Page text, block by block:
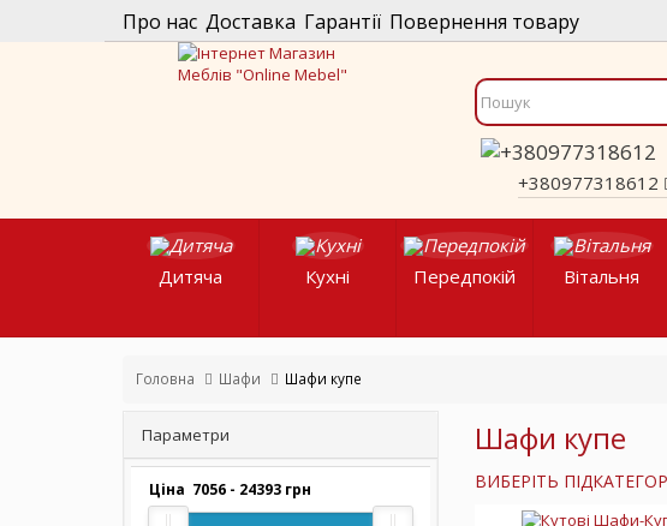
Про нас Доставка Гарантії Повернення товару
+380977318612
Дитяча Кухні Передпокій Вітальня
Головна Шафи Шафи купе
Параметри
Ціна 7056 - 24393 грн
Шафи купе
ВИБЕРІТЬ